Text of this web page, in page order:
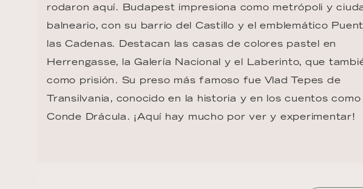
rodaron aquí. Budapest impresiona como metrópoli y
balneario, con su barrio del Castillo y el emblemático
las Cadenas. Destacan las casas de colores pastel en
Herrengasse, la Galería Nacional y el Laberinto, que
como prisión. Su preso más famoso fue Vlad Tepes de
Transilvania, conocido en la historia y en los cuentos como
Conde Drácula. ¡Aquí hay mucho por ver y experimentar!